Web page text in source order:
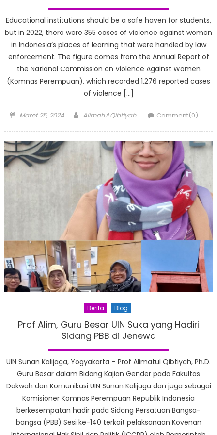
Educational institutions should be a safe haven for students,
but in 2022, there were 355 cases of violence against women
in Indonesia’s places of learning that were handled by law
enforcement. The figure comes from the Annual Report of
the National Commission on Violence Against Women
(Komnas Perempuan), which recorded 1,276 reported cases
of violence […]
Posted
Maret 25, 2024 Author
Alimatul Qibtiyah Comment(0)
Berita Blog
Prof Alim, Guru Besar UIN Suka yang Hadiri
Sidang PBB di Jenewa
UIN Sunan Kalijaga, Yogyakarta – Prof Alimatul Qibtiyah, Ph.D.
Guru Besar dalam Bidang Kajian Gender pada Fakultas
Dakwah dan Komunikasi UIN Sunan Kalijaga dan juga sebagai
Komisioner Komnas Perempuan Republik Indonesia
berkesempatan hadir pada Sidang Persatuan Bangsa-
bangsa (PBB) Sesi ke-140 terkait pelaksanaan Kovenan